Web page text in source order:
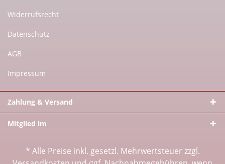
Widerrufsrecht
Datenschutz
AGB
Impressum
Zahlung & Versand
Mitglied im
* Alle Preise inkl. gesetzl. Mehrwertsteuer zzgl.